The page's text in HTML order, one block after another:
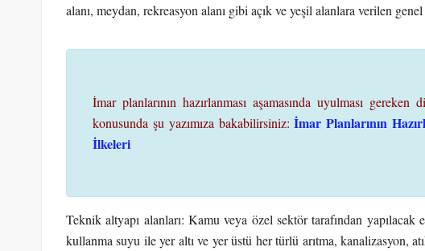
alanı, meydan, rekreasyon alanı gibi açık ve yeşil alanlara verilen
İmar planlarının hazırlanması aşamasında uyulması
konusunda şu yazımıza bakabilirsiniz: İmar Planlarının
İlkeleri
Teknik altyapı alanları: Kamu veya özel sektör tarafından
kullanma suyu ile yer altı ve yer üstü her türlü arıtma, kanalizasyon,